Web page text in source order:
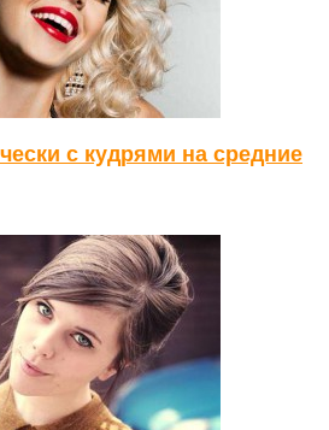
с кудрями на средние